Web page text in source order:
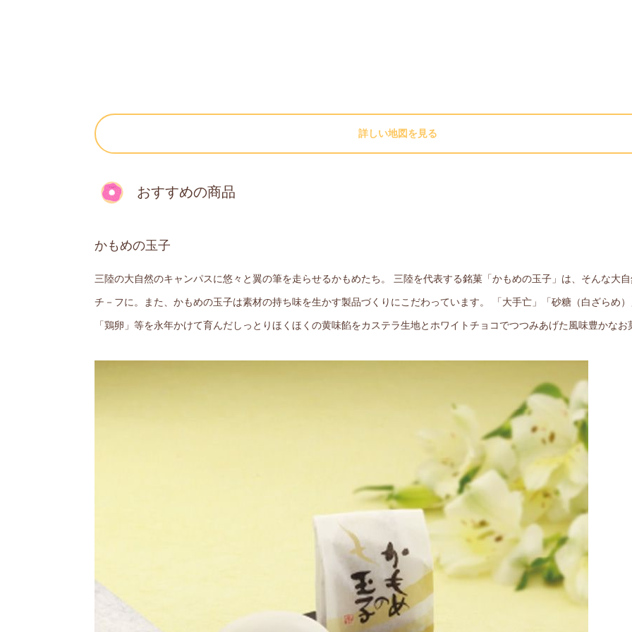
詳しい地図を見る
おすすめの商品
かもめの玉子
三陸の大自然のキャンパスに悠々と翼の筆を走らせるかもめたち。 三陸を代表する銘菓「かもめの玉子」は、そんな大
チ－フに。また、かもめの玉子は素材の持ち味を生かす製品づくりにこだわっています。 「大手亡」「砂糖（白ざらめ）
「鶏卵」等を永年かけて育んだしっとりほくほくの黄味餡をカステラ生地とホワイトチョコでつつみあげた風味豊かなお